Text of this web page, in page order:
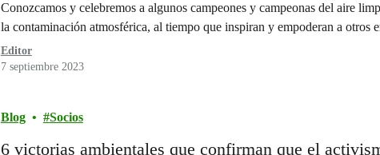
Conozcamos y celebremos a algunos campeones y campeonas del aire
la contaminación atmosférica, al tiempo que inspiran y empoderan a otros
Editor
7 septiembre 2023
Blog Socios
6 victorias ambientales que confirman que el